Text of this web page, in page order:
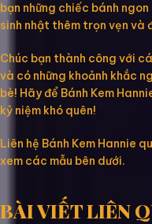
bạn những chiếc bánh
sinh nhật thêm trọn vẹn và
Chúc bạn thành công với
và có những khoảnh khắc
bè! Hãy để Bánh Kem
kỷ niệm khó quên!
Liên hệ Bánh Kem Hannie
xem các mẫu bên dưới.
BÀI VIẾT LIÊN